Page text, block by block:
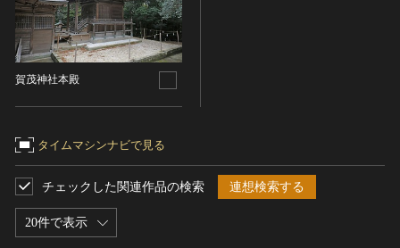
賀茂神社本殿
タイムマシンナビで見る
20件で表示
チェックした関連作品の検索 連想検索する
名勝
庭園
渓谷・渓流
その他
天然記念物
動物
植物
地質鉱物